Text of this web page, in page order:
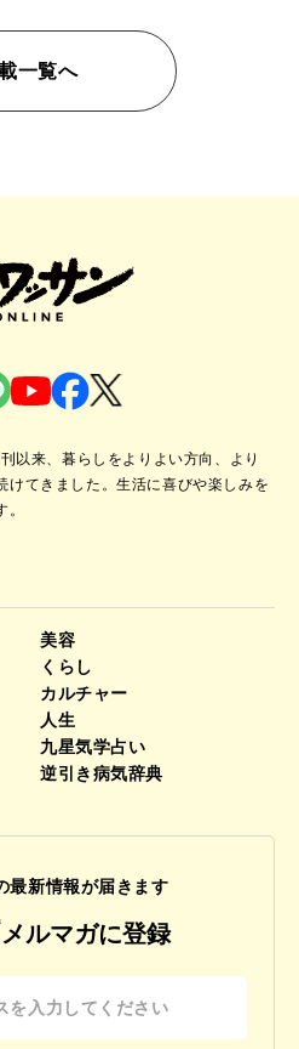
一覧へ
以来、暮らしをよりよい方向、より
けてきました。生活に喜びや楽しみを
美容
くらし
カルチャー
人生
九星気学占い
逆引き病気辞典
最新情報が届きます
メルマガに登録